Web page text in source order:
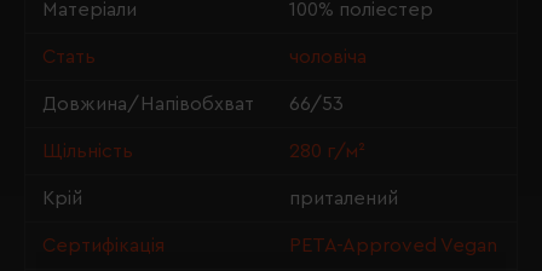
Матеріали 100% поліестер
Стать чоловіча
Довжина/Напівобхват 66/53
Щільність 280 г/м²
Крій приталений
Сертифікація PETA-Approved Vegan